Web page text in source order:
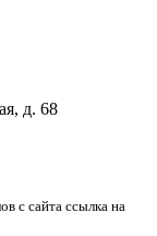
д. 68
с сайта ссылка на